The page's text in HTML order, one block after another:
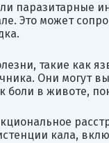
паразитарные
Это может
такие как
Они могут
боли в животе,
кала,